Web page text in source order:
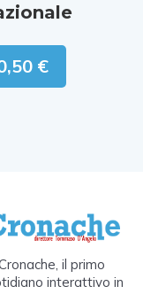
€
il primo
interattivo in